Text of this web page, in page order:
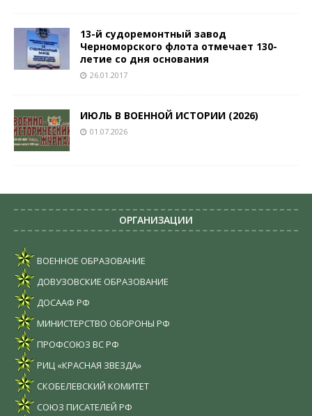
13-й судоремонтный завод
Черноморского флота отмечает 130-
летие со дня основания
26.01.2017
ИЮЛЬ В ВОЕННОЙ ИСТОРИИ (2026)
01.07.2026
ОРГАНИЗАЦИИ
ВОЕННОЕ ОБРАЗОВАНИЕ
ДОВУЗОВСКИЕ ОБРАЗОВАНИЕ
ДОСААФ РФ
МИНИСТЕРСТВО ОБОРОНЫ РФ
ПРОФСОЮЗ ВС РФ
РИЦ «КРАСНАЯ ЗВЕЗДА»
СКОБЕЛЕВСКИЙ КОМИТЕТ
СОЮЗ ПИСАТЕЛЕЙ РФ